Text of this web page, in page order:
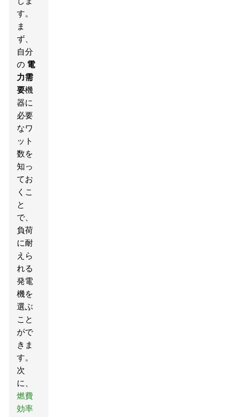
す。
ま
ず、
自分
の 電
力需
要機
器に
必要
なワ
ット
数を
知っ
てお
くこ
と
で、
負荷
に耐
えら
れる
発電
機を
選ぶ
こと
がで
きま
す。
次
に、
燃費
効率